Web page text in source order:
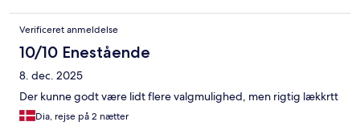
Verificeret anmeldelse
10/10 Enestående
8. dec. 2025
Der kunne godt være lidt flere valgmulighed, men rigtig lækkrtt
Dia, rejse på 2 nætter